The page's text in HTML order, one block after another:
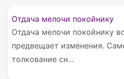
Отдача мелочи покойнику
Отдача мелочи покойнику
предвещает изменения.
толкование сн...